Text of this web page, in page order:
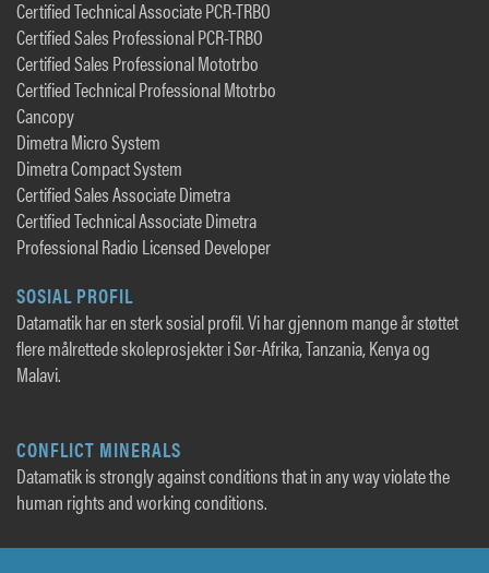
Certified Technical Associate PCR-TRBO
Certified Sales Professional PCR-TRBO
Certified Sales Professional Mototrbo
Certified Technical Professional Mtotrbo
Cancopy
Dimetra Micro System
Dimetra Compact System
Certified Sales Associate Dimetra
Certified Technical Associate Dimetra
Professional Radio Licensed Developer
SOSIAL PROFIL
Datamatik har en sterk sosial profil. Vi har gjennom mange år støttet
flere målrettede skoleprosjekter i Sør-Afrika, Tanzania, Kenya og
Malavi.
CONFLICT MINERALS
Datamatik is strongly against conditions that in any way violate the
human rights and working conditions.